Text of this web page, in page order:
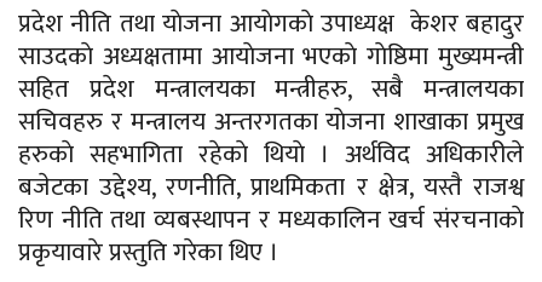
प्रदेश नीति तथा याेजना आयाेगकाे उपाध्यक्ष केशर बहादुर
साउदकाे अध्यक्षतामा आयाेजना भएकाे गाेष्ठिमा मुख्यमन्त्री
सहित प्रदेश मन्त्रालयका मन्त्रीहरु, सबै मन्त्रालयका
सचिवहरु र मन्त्रालय अन्तरगतका याेजना शाखाका प्रमुख
हरुकाे सहभागिता रहेकाे थियाे । अर्थविद अधिकारीले
बजेटका उद्देश्य, रणनीति, प्राथमिकता र क्षेत्र, यस्तै राजश्व
रिण नीति तथा व्यबस्थापन र मध्यकालिन खर्च संरचनाकाे
प्रकृयावारे प्रस्तुति गरेका थिए ।